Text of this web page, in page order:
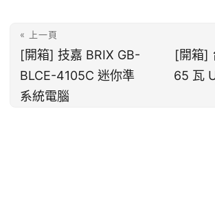
« 上一頁
[開箱] 技嘉 BRIX GB-
BLCE-4105C 迷你準
系統電腦
[開箱]
65 瓦